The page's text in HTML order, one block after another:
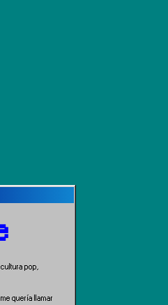
pop,
quería llamar